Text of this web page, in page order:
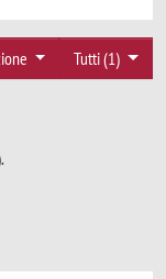
Tutti (1)